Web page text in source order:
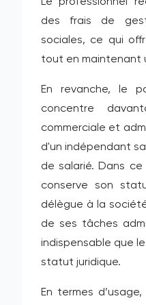
des frais de
sociales, ce qui
tout en maintenant
En revanche, le
concentre
commerciale et
d'un indépendant
de salarié. Dans ce
conserve son
délègue à la
de ses tâches
indispensable que
statut juridique.
En termes